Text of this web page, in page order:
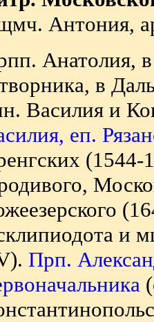
Антония,
Анатолия,
в
Василия и
еп.
и
Прп.